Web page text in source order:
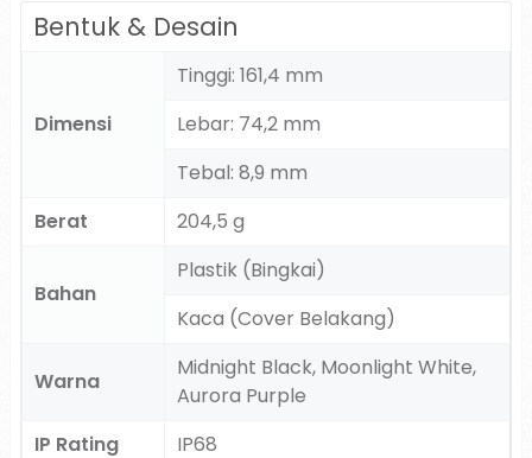
Bentuk & Desain
Dimensi
Tinggi: 161,4 mm
Lebar: 74,2 mm
Tebal: 8,9 mm
Berat
204,5 g
Bahan
Plastik (Bingkai)
Kaca (Cover Belakang)
Warna
Midnight Black, Moonlight White,
Aurora Purple
IP Rating
IP68